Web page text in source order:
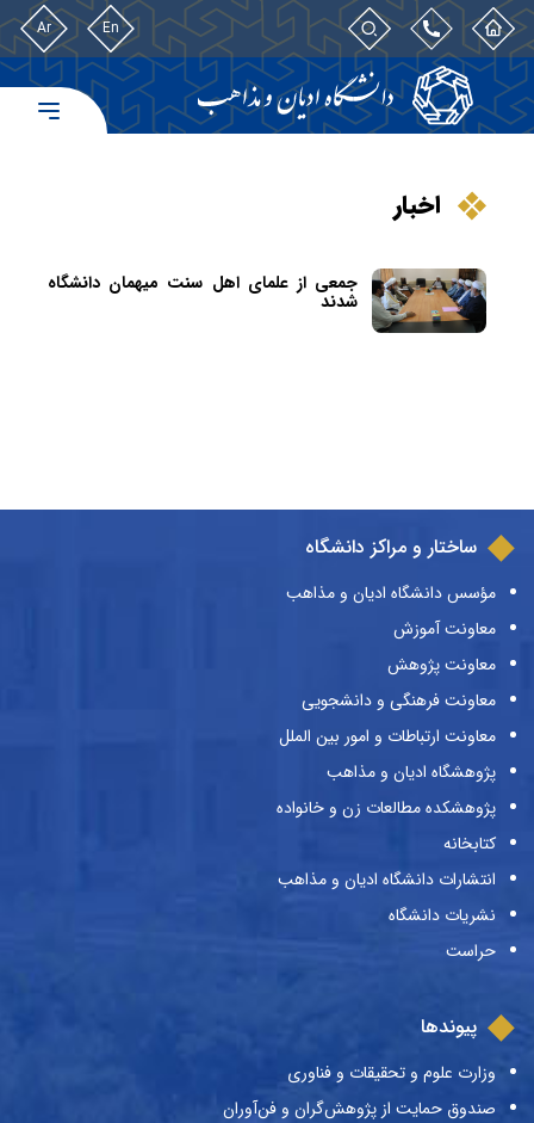
En
Ar
اخبار
جمعی از علمای اهل سنت میهمان دانشگاه
شدند
ساختار و مراکز دانشگاه
مؤسس دانشگاه ادیان و مذاهب
معاونت آموزش
معاونت پژوهش
معاونت فرهنگی و دانشجویی
معاونت ارتباطات و امور بین الملل
پژوهشگاه ادیان و مذاهب
پژوهشکده مطالعات زن و خانواده
کتابخانه
انتشارات دانشگاه ادیان و مذاهب
نشریات دانشگاه
حراست
پیوندها
وزارت علوم و تحقیقات و فناوری
صندوق حمایت از پژوهش‌گران و فن‌آوران